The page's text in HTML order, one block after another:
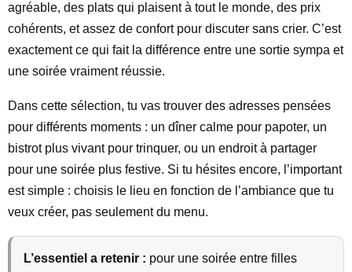
agréable, des plats qui plaisent à tout le monde, des prix
cohérents, et assez de confort pour discuter sans crier. C’est
exactement ce qui fait la différence entre une sortie sympa et
une soirée vraiment réussie.
Dans cette sélection, tu vas trouver des adresses pensées
pour différents moments : un dîner calme pour papoter, un
bistrot plus vivant pour trinquer, ou un endroit à partager
pour une soirée plus festive. Si tu hésites encore, l’important
est simple : choisis le lieu en fonction de l’ambiance que tu
veux créer, pas seulement du menu.
L’essentiel a retenir : pour une soirée entre filles